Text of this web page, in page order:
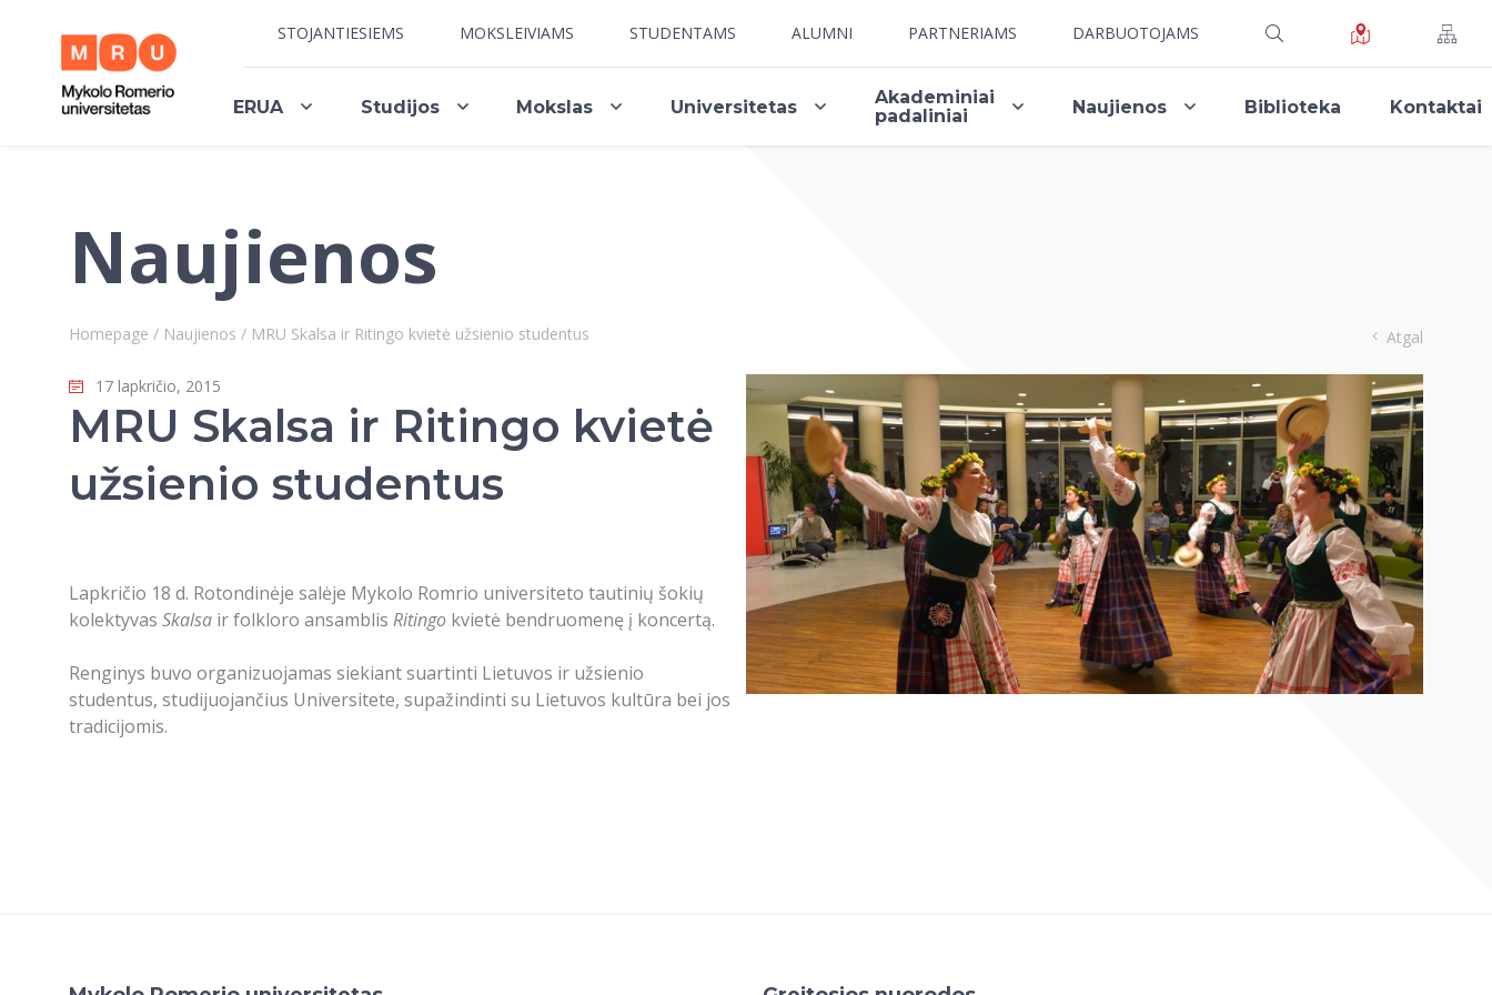
STOJANTIESIEMS MOKSLEIVIAMS STUDENTAMS ALUMNI PARTNERIAMS DARBUOTOJAMS
ERUA Studijos Mokslas Universitetas
Akademiniai
padaliniai
Naujienos Biblioteka Kontaktai
Naujienos
Homepage / Naujienos / MRU Skalsa ir Ritingo kvietė užsienio studentus Atgal
17 lapkričio, 2015
MRU Skalsa ir Ritingo kvietė
užsienio studentus
Lapkričio 18 d. Rotondinėje salėje Mykolo Romrio universiteto tautinių šokių
kolektyvas Skalsa ir folkloro ansamblis Ritingo kvietė bendruomenę į koncertą.
Renginys buvo organizuojamas siekiant suartinti Lietuvos ir užsienio
studentus, studijuojančius Universitete, supažindinti su Lietuvos kultūra bei jos
tradicijomis.